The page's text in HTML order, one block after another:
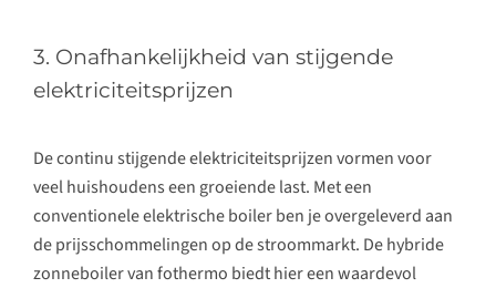
3. Onafhankelijkheid van stijgende
elektriciteitsprijzen
De continu stijgende elektriciteitsprijzen vormen voor
veel huishoudens een groeiende last. Met een
conventionele elektrische boiler ben je overgeleverd aan
de prijsschommelingen op de stroommarkt. De hybride
zonneboiler van fothermo biedt hier een waardevol